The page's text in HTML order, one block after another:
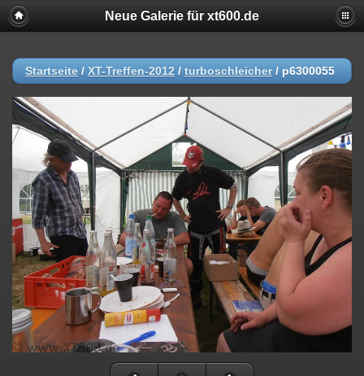
Neue Galerie für xt600.de
Startseite / XT-Treffen-2012 / turboschleicher/ p6300055